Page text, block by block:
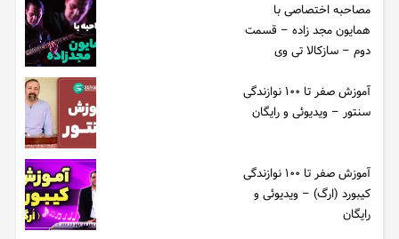
مصاحبه اختصاصی با
همایون مجد زاده – قسمت
دوم – سازکالا تی وی
آموزش صفر تا ۱۰۰ نوازندگی
سنتور – ویدیوئی و رایگان
آموزش صفر تا ۱۰۰ نوازندگی
کیبورد (ارگ) – ویدیوئی و
رایگان